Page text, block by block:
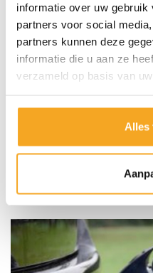
informatie over uw
partners voor social
partners kunnen deze
informatie die u aan ze
verzameld op basis van
Alles
Laat u persoonlijk
Voor een goede
koppelingshoogte van de
aanhangwagen door uw
de koppelingshoogte.
manieren aangepast